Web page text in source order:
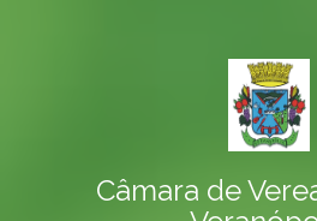
Câmara de